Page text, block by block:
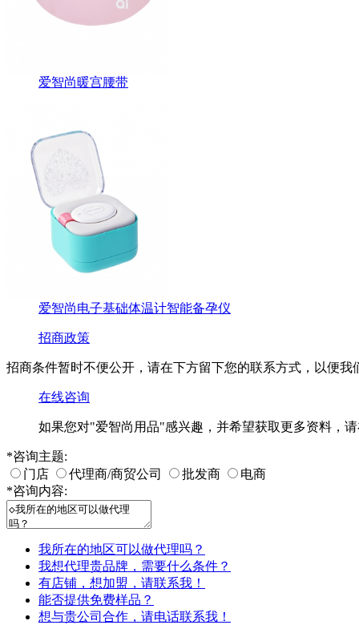
爱智尚暖宫腰带
爱智尚电子基础体温计智能备孕仪
招商政策
招商条件暂时不便公开，请在下方留下您的联系方式，以便我
在线咨询
如果您对"爱智尚用品"感兴趣，并希望获取更多资料，
*咨询主题:
门店
代理商/商贸公司 批发商
电商
*咨询内容:
我所在的地区可以做代理吗？
我想代理贵品牌，需要什么条件？
有店铺，想加盟，请联系我！
能否提供免费样品？
想与贵公司合作，请电话联系我！